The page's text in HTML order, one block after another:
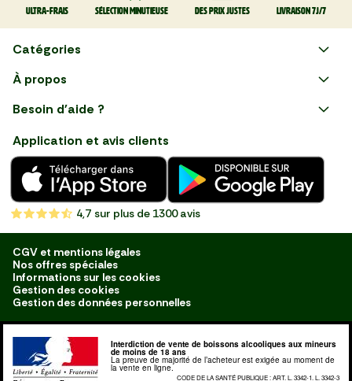
Ultra-frais Sélection minutieuse Des prix justes Livraison 7J/7
Catégories
Faire ses courses en ligne
Nouveautés
Fruits
Légumes
Boucherie
Charcuterie
Poissonnerie
Fromagerie
Crèmerie
Traiteur
Boulangerie
À propos
et savoir-faire français en
choisissant notre service de
livraison de produits frais et
de qualité, livrés directement
chez vous. Une expérience
de courses en ligne pensée
pour vous.
Besoin d'aide ?
Application et avis clients
4,7 sur plus de 1300 avis
CGV et mentions légales
Nos offres spéciales
Informations sur les cookies
Gestion des cookies
Gestion des données personnelles
Interdiction de vente de boissons alcooliques aux mineurs
de moins de 18 ans
La preuve de majorité de l’acheteur est exigée au moment de
la vente en ligne.
CODE DE LA SANTÉ PUBLIQUE : ART. L. 3342-1. L. 3342-3